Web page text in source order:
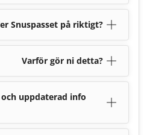
Snuspasset på riktigt?
Varför gör ni detta?
uppdaterad info